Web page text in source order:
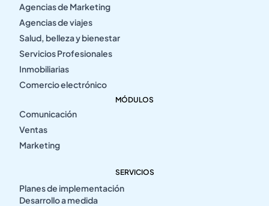
Agencias de Marketing
Agencias de viajes
Salud, belleza y bienestar
Servicios Profesionales
Inmobiliarias
Comercio electrónico
MÓDULOS
Comunicación
Ventas
Marketing
SERVICIOS
Planes de implementación
Desarrollo a medida